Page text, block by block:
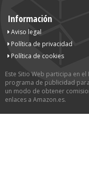
Información
Aviso legal
Política de privacidad
Política de cookies
Este Sitio Web participa en
programa de publicidad
un modo de obtener
enlaces a Amazon.es.